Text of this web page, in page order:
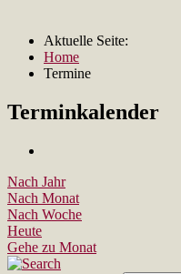
Aktuelle Seite:
Home
Termine
Terminkalender
Nach Jahr
Nach Monat
Nach Woche
Heute
Gehe zu Monat